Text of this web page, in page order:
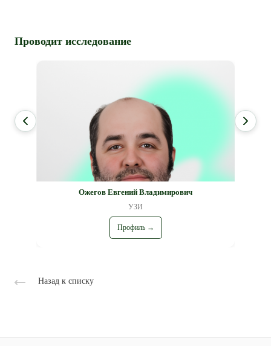
Проводит исследование
Ожегов Евгений Владимирович
УЗИ
Профиль →
Назад к списку